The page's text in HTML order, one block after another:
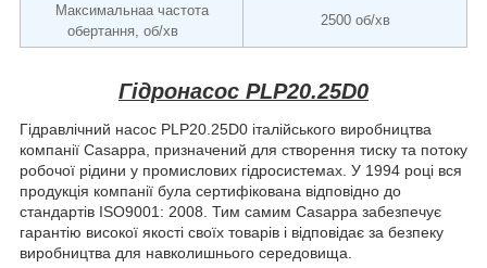
Максимальнаа частота
обертання, об/хв
2500 об/хв
Гідронасос PLP20.25D0
Гідравлічний насос PLP20.25D0 італійського виробництва
компанії Casappa, призначений для створення тиску та потоку
робочої рідини у промислових гідросистемах. У 1994 році вся
продукція компанії була сертифікована відповідно до
стандартів ISO9001: 2008. Тим самим Casappa забезпечує
гарантію високої якості своїх товарів і відповідає за безпеку
виробництва для навколишнього середовища.